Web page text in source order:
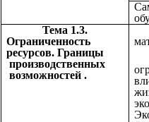
Тема 1.3.
Ограниченность
ресурсов. Границы
производственных
возможностей .